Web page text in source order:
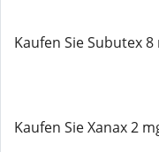
Kaufen Sie Subutex
Kaufen Sie Xanax 2